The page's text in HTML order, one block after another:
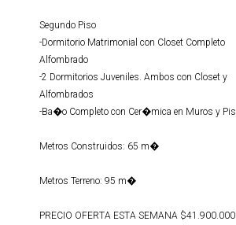
Segundo Piso
-Dormitorio Matrimonial con Closet Completo
Alfombrado
-2 Dormitorios Juveniles. Ambos con Closet y
Alfombrados
-Ba�o Completo con Cer�mica en Muros y
Metros Construidos: 65 m�
Metros Terreno: 95 m�
PRECIO OFERTA ESTA SEMANA $41.900.000